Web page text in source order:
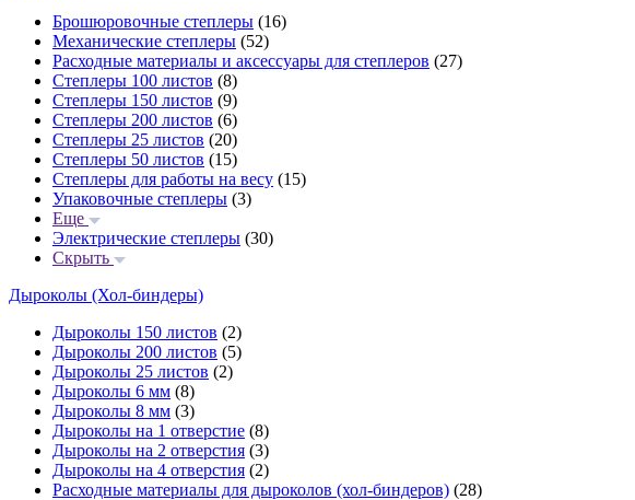
Брошюровочные степлеры (16)
Механические степлеры (52)
Расходные материалы и аксессуары для степлеров (27)
Степлеры 100 листов (8)
Степлеры 150 листов (9)
Степлеры 200 листов (6)
Степлеры 25 листов (20)
Степлеры 50 листов (15)
Степлеры для работы на весу (15)
Упаковочные степлеры (3)
Еще
Электрические степлеры (30)
Скрыть
Дыроколы (Хол-биндеры)
Дыроколы 150 листов (2)
Дыроколы 200 листов (5)
Дыроколы 25 листов (2)
Дыроколы 6 мм (8)
Дыроколы 8 мм (3)
Дыроколы на 1 отверстие (8)
Дыроколы на 2 отверстия (3)
Дыроколы на 4 отверстия (2)
Расходные материалы для дыроколов (хол-биндеров) (28)